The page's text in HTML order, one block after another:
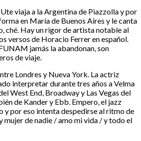
viaja a la Argentina de Piazzolla y por
en María de Buenos Aires y le canta
ché. Hay un rigor de artista notable al
versos de Horacio Ferrer en español.
jamás la abandonan, son
de viaje.
Londres y Nueva York. La actriz
interpretar durante tres años a Velma
West End, Broadway y Las Vegas del
de Kander y Ebb. Empero, el jazz
y por eso intenta despedirse al ritmo de
mujer de nadie / amo mi vida / y todo el